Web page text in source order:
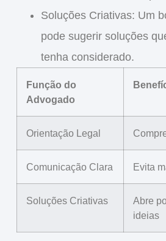
Soluções Criativas: Um
pode sugerir soluções
tenha considerado.
Função do
Advogado
Orientação Legal
Comunicação Clara Evita
Soluções Criativas
Abre
ideias